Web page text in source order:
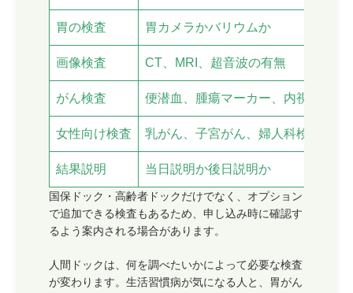
胃の検査 胃カメラかバリウムか
画像検査 CT、MRI、超音波の有無
がん検査 便潜血、腫瘍マーカー、内視鏡など
女性向け検査 乳がん、子宮がん、婦人科検査
結果説明 当日説明か後日説明か
国保ドック・高齢者ドックだけでなく、オプション
で追加できる検査もあるため、申し込み時に確認す
るよう案内される場合があります。
人間ドックは、何を調べたいかによって必要な検査
が変わります。生活習慣病が気になる人と、胃がん